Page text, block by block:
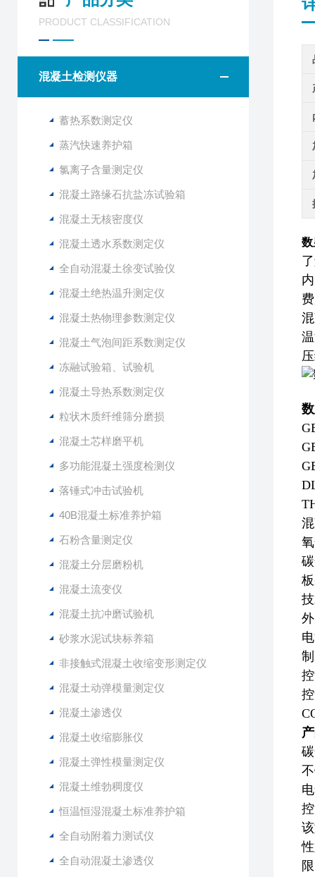
PRODUCT CLASSIFICATION
混凝土检测仪器
蓄热系数测定仪
蒸汽快速养护箱
氯离子含量测定仪
混凝土路缘石抗盐冻试验箱
混凝土无核密度仪
混凝土透水系数测定仪
全自动混凝土徐变试验仪
混凝土绝热温升测定仪
混凝土热物理参数测定仪
混凝土气泡间距系数测定仪
冻融试验箱、试验机
混凝土导热系数测定仪
粒状木质纤维筛分磨损
混凝土芯样磨平机
多功能混凝土强度检测仪
落锤式冲击试验机
40B混凝土标准养护箱
石粉含量测定仪
混凝土分层磨粉机
混凝土流变仪
混凝土抗冲磨试验机
砂浆水泥试块标养箱
非接触式混凝土收缩变形测定仪
混凝土动弹模量测定仪
混凝土渗透仪
混凝土收缩膨胀仪
混凝土弹性模量测定仪
混凝土维勃稠度仪
恒温恒湿混凝土标准养护箱
全自动附着力测试仪
全自动混凝土渗透仪
数